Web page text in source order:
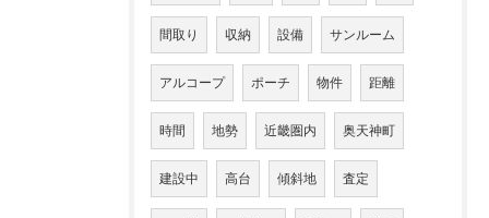
間取り 収納 設備 サンルーム
アルコープ ポーチ 物件 距離
時間 地勢 近畿圏内 奥天神町
建設中 高台 傾斜地 査定